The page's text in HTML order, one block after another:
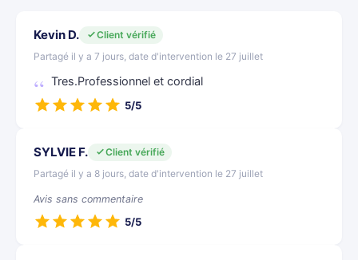
Kevin D.
Client vérifié
Partagé il y a 7 jours, date d'intervention le 27 juillet
Tres.Professionnel et cordial
5/5
SYLVIE F.
Client vérifié
Partagé il y a 8 jours, date d'intervention le 27 juillet
Avis sans commentaire
5/5